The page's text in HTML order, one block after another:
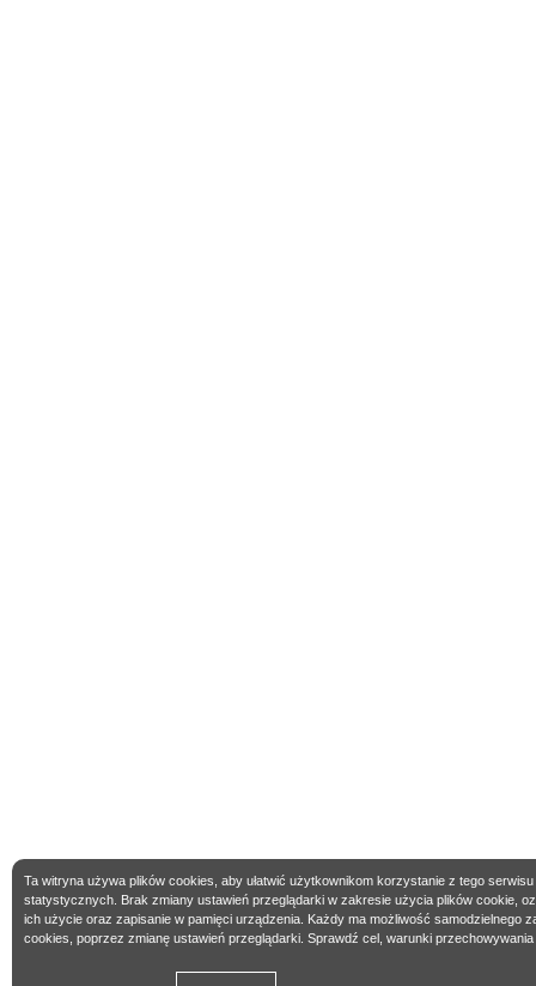
Ta witryna używa plików cookies, aby ułatwić użytkownikom korzystanie z tego
statystycznych. Brak zmiany ustawień przeglądarki w zakresie użycia plików cookie,
ich użycie oraz zapisanie w pamięci urządzenia. Każdy ma możliwość samodzielnego
cookies, poprzez zmianę ustawień przeglądarki. Sprawdź cel, warunki